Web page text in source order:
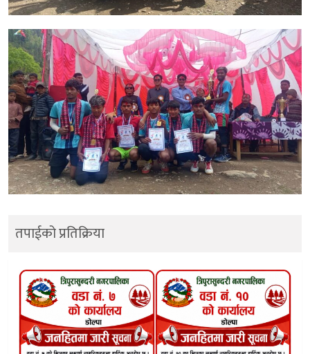
तपाईको प्रतिक्रिया